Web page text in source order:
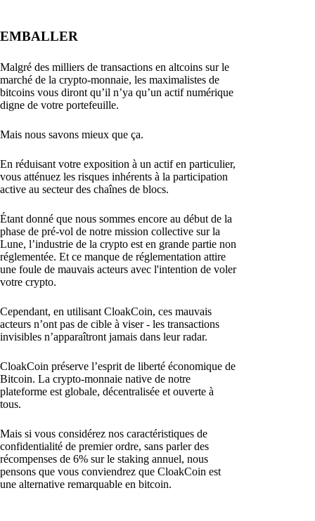
EMBALLER
Malgré des milliers de transactions en altcoins sur le
marché de la crypto-monnaie, les maximalistes de
bitcoins vous diront qu’il n’ya qu’un actif numérique
digne de votre portefeuille.
Mais nous savons mieux que ça.
En réduisant votre exposition à un actif en particulier,
vous atténuez les risques inhérents à la participation
active au secteur des chaînes de blocs.
Étant donné que nous sommes encore au début de la
phase de pré-vol de notre mission collective sur la
Lune, l’industrie de la crypto est en grande partie non
réglementée. Et ce manque de réglementation attire
une foule de mauvais acteurs avec l'intention de voler
votre crypto.
Cependant, en utilisant CloakCoin, ces mauvais
acteurs n’ont pas de cible à viser - les transactions
invisibles n’apparaîtront jamais dans leur radar.
CloakCoin préserve l’esprit de liberté économique de
Bitcoin. La crypto-monnaie native de notre
plateforme est globale, décentralisée et ouverte à
tous.
Mais si vous considérez nos caractéristiques de
confidentialité de premier ordre, sans parler des
récompenses de 6% sur le staking annuel, nous
pensons que vous conviendrez que CloakCoin est
une alternative remarquable en bitcoin.